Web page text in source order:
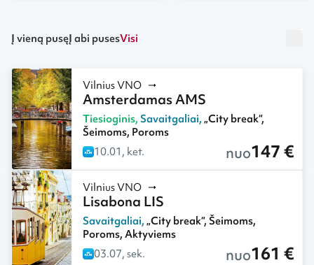
Į vieną pusęĮ abi pusesVisi
Vilnius VNO
Amsterdamas AMS
Tiesioginis, Savaitgaliai, „City break“,
Šeimoms, Poroms
10.01, ket.
nuo147 €
Vilnius VNO
Lisabona LIS
Savaitgaliai, „City break“, Šeimoms,
Poroms, Aktyviems
03.07, sek.
nuo161 €